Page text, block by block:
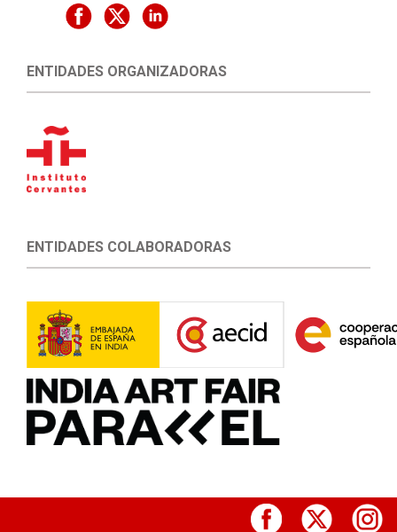
ENTIDADES ORGANIZADORAS
ENTIDADES COLABORADORAS